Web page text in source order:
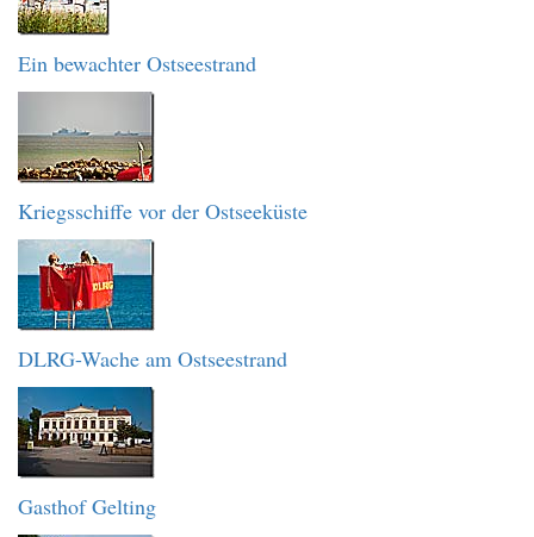
Ein bewachter Ostseestrand
Kriegsschiffe vor der Ostseeküste
DLRG-Wache am Ostseestrand
Gasthof Gelting